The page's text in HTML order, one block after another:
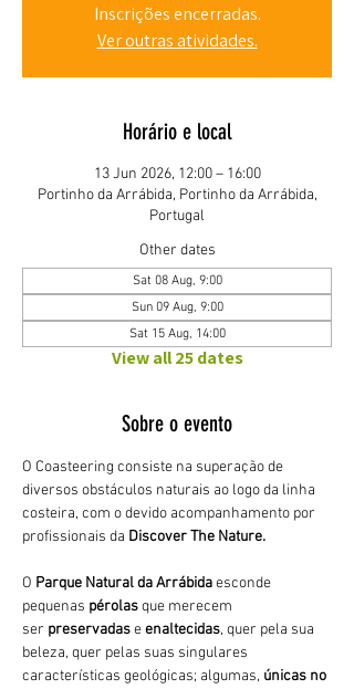
Inscrições encerradas.
Ver outras atividades.
Horário e local
13 Jun 2026, 12:00 – 16:00
Portinho da Arrábida, Portinho da Arrábida,
Portugal
Other dates
Sat 08 Aug, 9:00
Sun 09 Aug, 9:00
Sat 15 Aug, 14:00
View all 25 dates
Sobre o evento
O Coasteering consiste na superação de
diversos obstáculos naturais ao logo da linha
costeira, com o devido acompanhamento por
profissionais da Discover The Nature.
O Parque Natural da Arrábida esconde
pequenas pérolas que merecem
ser preservadas e enaltecidas, quer pela sua
beleza, quer pelas suas singulares
características geológicas; algumas, únicas no